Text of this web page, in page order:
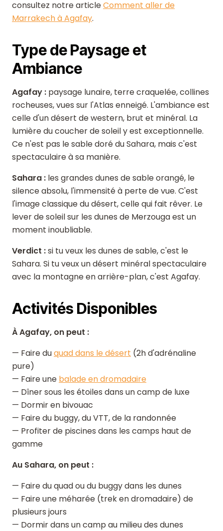
consultez notre articleComment aller de
Marrakech à Agafay.
Type de Paysage et
Ambiance
Agafay : paysage lunaire, terre craquelée, collines
rocheuses, vues sur l'Atlas enneigé. L'ambiance est
celle d'un désert de western, brut et minéral. La
lumière du coucher de soleil y est exceptionnelle.
Ce n'est pas le sable doré du Sahara, mais c'est
spectaculaire à sa manière.
Sahara : les grandes dunes de sable orangé, le
silence absolu, l'immensité à perte de vue. C'est
l'image classique du désert, celle qui fait rêver. Le
lever de soleil sur les dunes de Merzouga est un
moment inoubliable.
Verdict :si tu veux les dunes de sable, c'est le
Sahara. Si tu veux un désert minéral spectaculaire
avec la montagne en arrière-plan, c'est Agafay.
Activités Disponibles
À Agafay, on peut :
— Faire duquad dans le désert (2h d'adrénaline
pure)
— Faire une balade en dromadaire
— Dîner sous les étoiles dans un camp de luxe
— Dormir en bivouac
— Faire du buggy, du VTT, de la randonnée
— Profiter de piscines dans les camps haut de
gamme
Au Sahara, on peut :
— Faire du quad ou du buggy dans les dunes
— Faire une méharée (trek en dromadaire) de
plusieurs jours
— Dormir dans un camp au milieu des dunes